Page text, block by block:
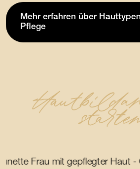
Mehr erfahren über
Pflege